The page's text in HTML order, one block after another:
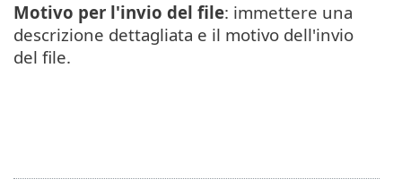
Motivo per l'invio del file: immettere una
descrizione dettagliata e il motivo dell'invio
del file.